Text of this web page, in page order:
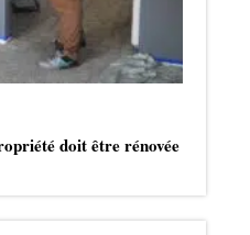
doit être rénovée